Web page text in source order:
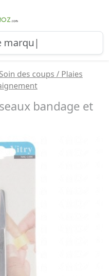
Soin des coups / Plaies
bandage et